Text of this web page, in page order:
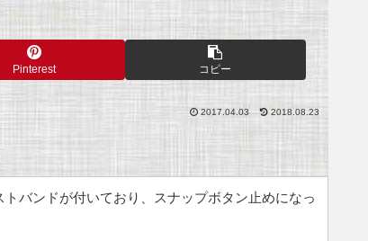
Pinterest コピー
2017.04.03 2018.08.23
バンドが付いており、スナップボタン止めになっ